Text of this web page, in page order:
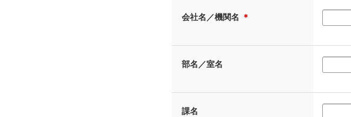
会社名／機関名 ＊
部名／室名
課名